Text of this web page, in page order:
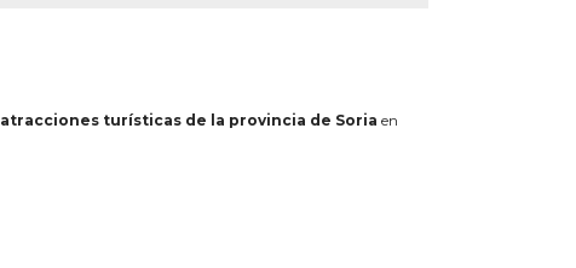
atracciones turísticas de la provincia de Soria en